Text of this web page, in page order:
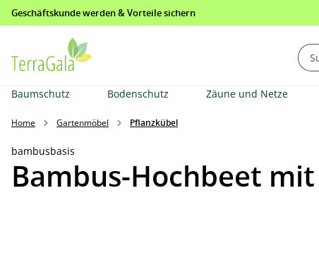
Zur Hauptnavigation springen
Geschäftskunde werden & Vorteile sichern
Baumschutz Bodenschutz Zäune und Netze
Home Gartenmöbel Pflanzkübel
bambusbasis
Bambus-Hochbeet